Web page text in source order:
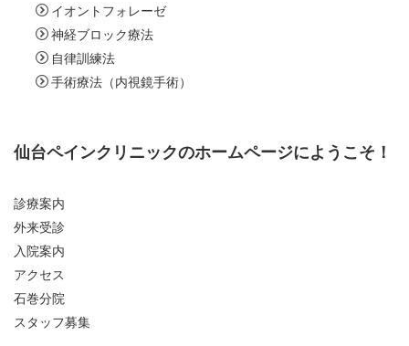
イオントフォレーゼ
神経ブロック療法
自律訓練法
手術療法（内視鏡手術）
仙台ペインクリニックのホームページにようこそ！
診療案内
外来受診
入院案内
アクセス
石巻分院
スタッフ募集